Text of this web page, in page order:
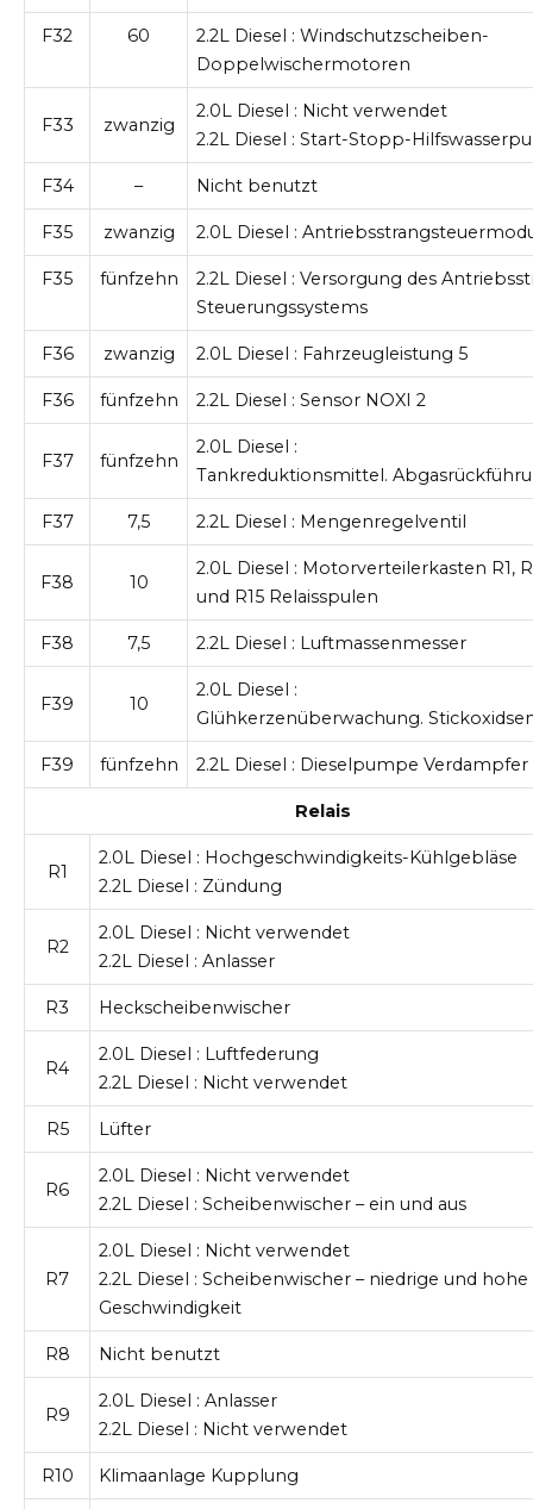
F32 60 2.2L Diesel : Windschutzscheiben-
Doppelwischermotoren
F33 zwanzig
2.0L Diesel : Nicht verwendet
2.2L Diesel : Start-Stopp-
F34 – Nicht benutzt
F35 zwanzig 2.0L Diesel :
F35 fünfzehn 2.2L Diesel : Versorgung des
Steuerungssystems
F36 zwanzig 2.0L Diesel : Fahrzeugleistung 5
F36 fünfzehn 2.2L Diesel : Sensor NOXI 2
F37 fünfzehn
2.0L Diesel :
Tankreduktionsmittel.
F37 7,5 2.2L Diesel : Mengenregelventil
F38 10
2.0L Diesel : Motorverteilerkasten R1,
und R15 Relaisspulen
F38 7,5 2.2L Diesel : Luftmassenmesser
F39 10
2.0L Diesel :
Glühkerzenüberwachung.
F39 fünfzehn 2.2L Diesel : Dieselpumpe Verdampfer
Relais
R1
2.0L Diesel : Hochgeschwindigkeits-Kühlgebläse
2.2L Diesel : Zündung
R2
2.0L Diesel : Nicht verwendet
2.2L Diesel : Anlasser
R3 Heckscheibenwischer
R4
2.0L Diesel : Luftfederung
2.2L Diesel : Nicht verwendet
R5 Lüfter
R6
2.0L Diesel : Nicht verwendet
2.2L Diesel : Scheibenwischer – ein und aus
R7
2.0L Diesel : Nicht verwendet
2.2L Diesel : Scheibenwischer – niedrige und hohe
Geschwindigkeit
R8 Nicht benutzt
R9
2.0L Diesel : Anlasser
2.2L Diesel : Nicht verwendet
R10 Klimaanlage Kupplung